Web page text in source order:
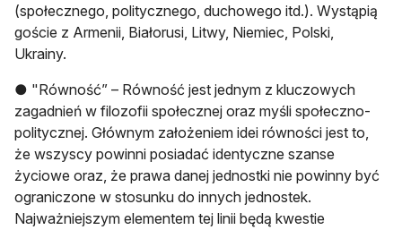
(społecznego, politycznego, duchowego itd.). Wystąpią
goście z Armenii, Białorusi, Litwy, Niemiec, Polski,
Ukrainy.
● "Równość” – Równość jest jednym z kluczowych
zagadnień w filozofii społecznej oraz myśli społeczno-
politycznej. Głównym założeniem idei równości jest to,
że wszyscy powinni posiadać identyczne szanse
życiowe oraz, że prawa danej jednostki nie powinny być
ograniczone w stosunku do innych jednostek.
Najważniejszym elementem tej linii będą kwestie